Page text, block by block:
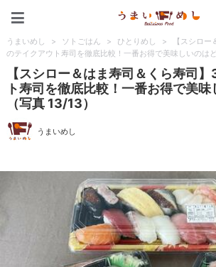
うまいめし > ソトごはん > ひとりめし >
【スシロ
のテイクアウト寿司を徹底比較！一番お得で美味しいのは
【スシロー＆はま寿司＆くら寿司
ト寿司を徹底比較！一番お得で美味
（写真 13/13）
うまいめし